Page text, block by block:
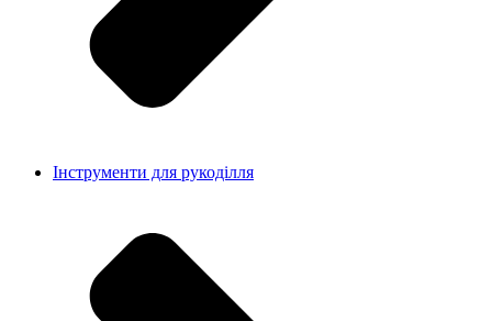
Інструменти для рукоділля